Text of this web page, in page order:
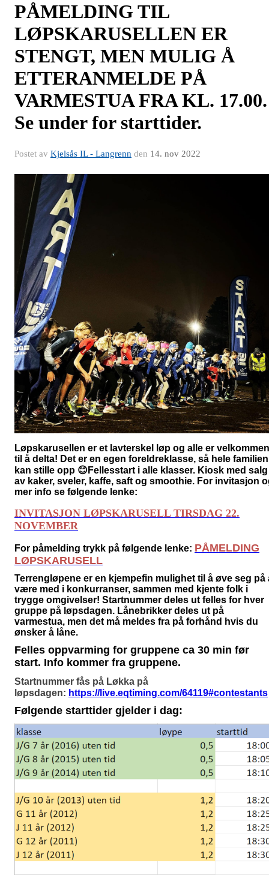
PÅMELDING TIL
LØPSKARUSELLEN ER
STENGT, MEN MULIG Å
ETTERANMELDE PÅ
VARMESTUA FRA KL. 17.00.
Se under for starttider.
Postet av Kjelsås IL - Langrenn den 14. nov 2022
Løpskarusellen er et lavterskel løp og alle er velkommen
til å delta! Det er en egen foreldreklasse, så hele familien
kan stille opp 😊Fellesstart i alle klasser. Kiosk med salg
av kaker, sveler, kaffe, saft og smoothie. For invitasjon
mer info se følgende lenke:
INVITASJON LØPSKARUSELL TIRSDAG 22.
NOVEMBER
For påmelding trykk på følgende lenke: PÅMELDING
LØPSKARUSELL
Terrengløpene er en kjempefin mulighet til å øve seg på
være med i konkurranser, sammen med kjente folk i
trygge omgivelser! Startnummer deles ut felles for hver
gruppe på løpsdagen. Lånebrikker deles ut på
varmestua, men det må meldes fra på forhånd hvis du
ønsker å låne.
Felles oppvarming for gruppene ca 30 min før
start. Info kommer fra gruppene.
Startnummer fås på Løkka på
løpsdagen: https://live.eqtiming.com/64119#contestants
Følgende starttider gjelder i dag: